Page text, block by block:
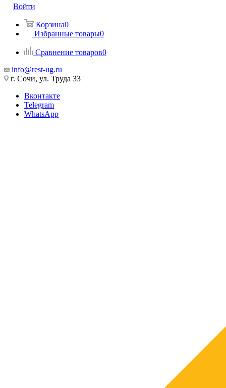
Войти
Корзина0
Избранные товары0
Сравнение товаров0
info@rest-ug.ru
г. Сочи, ул. Труда 33
Вконтакте
Telegram
WhatsApp